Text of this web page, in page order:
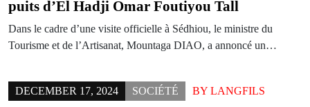
puits d’El Hadji Omar Foutiyou Tall
Dans le cadre d’une visite officielle à Sédhiou, le ministre du
Tourisme et de l’Artisanat, Mountaga DIAO, a annoncé un…
DECEMBER 17, 2024 SOCIÉTÉ BY LANGFILS